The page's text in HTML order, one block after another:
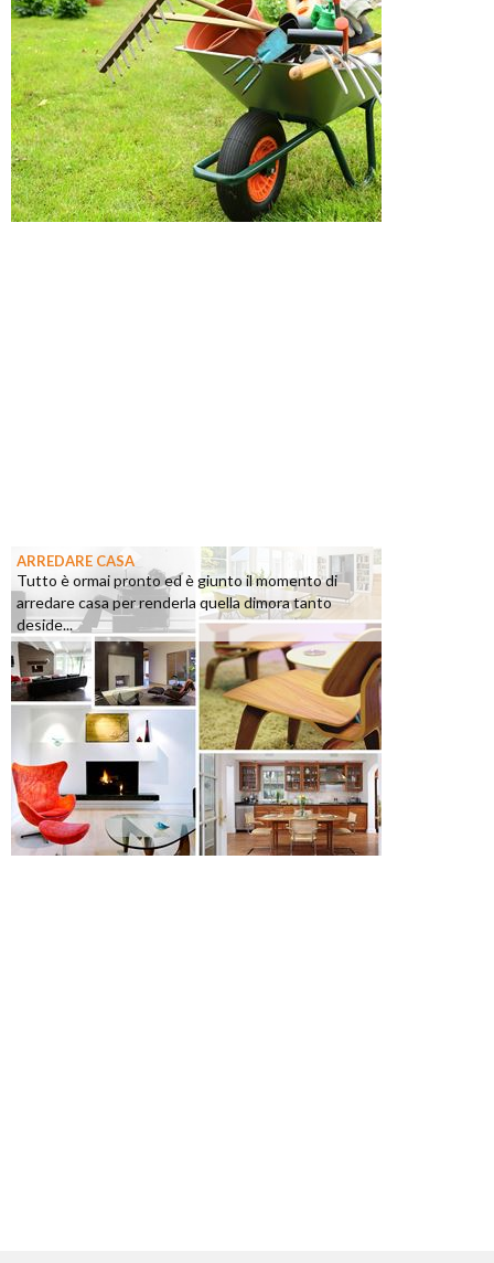
ARREDARE CASA
Tutto è ormai pronto ed è giunto il momento di
arredare casa per renderla quella dimora tanto
deside...